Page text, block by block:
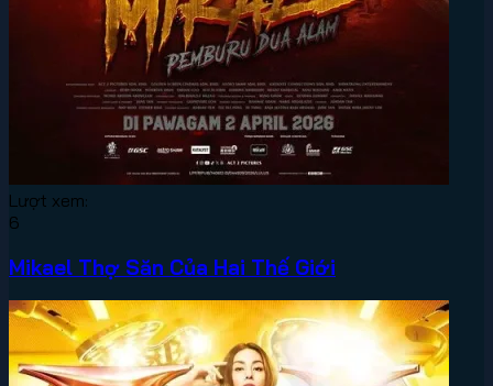
Lượt xem:
6
Mikael Thợ Săn Của Hai Thế Giới